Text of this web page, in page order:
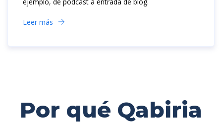
Leer más
Por qué Qabiria